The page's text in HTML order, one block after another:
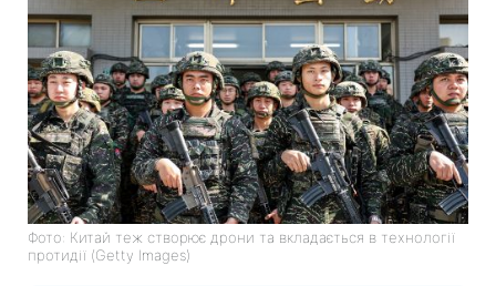
Фото: Китай теж створює дрони та вкладається в технології
протидії (Getty Images)